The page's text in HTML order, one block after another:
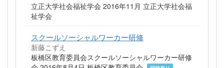
立正大学社会福祉学会 2016年11月 立正大学社会福
祉学会
スクールソーシャルワーカー研修
新藤こずえ
板橋区教育委員会スクールソーシャルワーカー研修